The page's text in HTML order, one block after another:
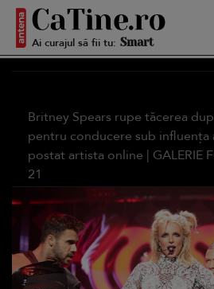
Ai curajul să fii tu: Smart
Sensibilă
Puternică
Britney Spears rupe tăcerea
pentru conducere sub influența
postat artista online | GALERIE
21